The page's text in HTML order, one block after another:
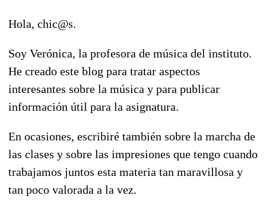
Hola, chic@s.
Soy Verónica, la profesora de música del instituto.
He creado este blog para tratar aspectos
interesantes sobre la música y para publicar
información útil para la asignatura.
En ocasiones, escribiré también sobre la marcha de
las clases y sobre las impresiones que tengo cuando
trabajamos juntos esta materia tan maravillosa y
tan poco valorada a la vez.